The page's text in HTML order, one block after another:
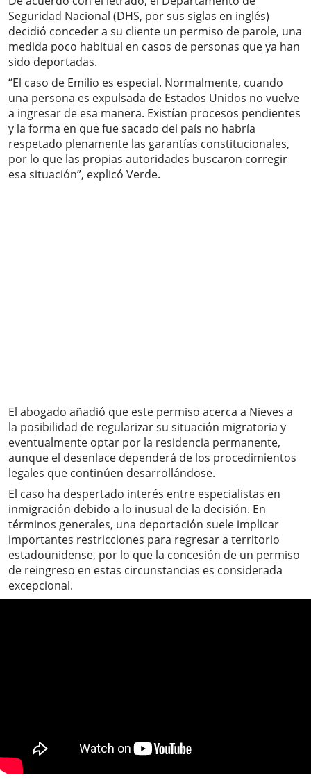
Seguridad Nacional (DHS, por sus siglas en inglés)
decidió conceder a su cliente un permiso de parole, una
medida poco habitual en casos de personas que ya han
sido deportadas.
“El caso de Emilio es especial. Normalmente, cuando
una persona es expulsada de Estados Unidos no vuelve
a ingresar de esa manera. Existían procesos pendientes
y la forma en que fue sacado del país no habría
respetado plenamente las garantías constitucionales,
por lo que las propias autoridades buscaron corregir
esa situación”, explicó Verde.
El abogado añadió que este permiso acerca a Nieves a
la posibilidad de regularizar su situación migratoria y
eventualmente optar por la residencia permanente,
aunque el desenlace dependerá de los procedimientos
legales que continúen desarrollándose.
El caso ha despertado interés entre especialistas en
inmigración debido a lo inusual de la decisión. En
términos generales, una deportación suele implicar
importantes restricciones para regresar a territorio
estadounidense, por lo que la concesión de un permiso
de reingreso en estas circunstancias es considerada
excepcional.